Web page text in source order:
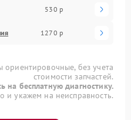
530 р
1270 р
ориентировочные, без учета
стоимости запчастей.
на бесплатную диагностику.
и укажем на неисправность.